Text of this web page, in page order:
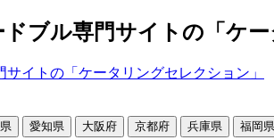
ブル専門サイトの「ケ
愛知県 大阪府 京都府 兵庫県 福岡県